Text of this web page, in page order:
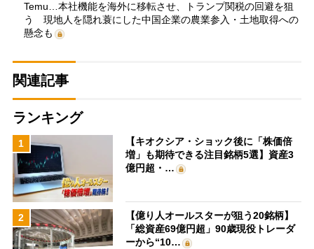
Temu…本社機能を海外に移転させ、トランプ関税の回避を狙
う 現地人を隠れ蓑にした中国企業の農業参入・土地取得への
懸念も
関連記事
ランキング
1
【キオクシア・ショック後に「株価倍
増」も期待できる注目銘柄5選】資産3
億円超・…
2
【億り人オールスターが狙う20銘柄】
「総資産69億円超」90歳現役トレーダ
ーから“10…